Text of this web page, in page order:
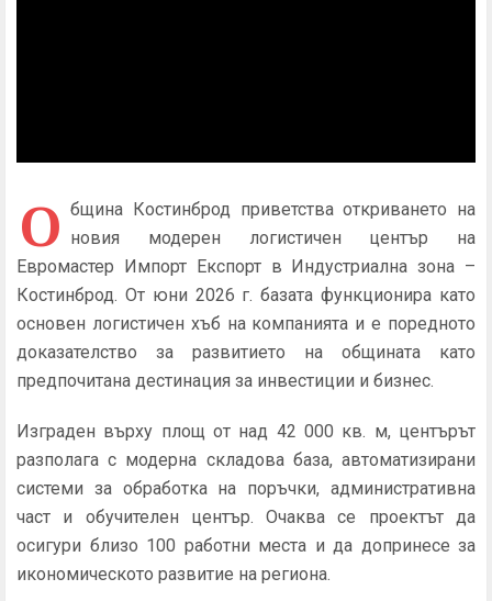
О бщина Костинброд приветства откриването на
новия модерен логистичен център на
Евромастер Импорт Експорт в Индустриална зона –
Костинброд. От юни 2026 г. базата функционира като
основен логистичен хъб на компанията и е поредното
доказателство за развитието на общината като
предпочитана дестинация за инвестиции и бизнес.
Изграден върху площ от над 42 000 кв. м, центърът
разполага с модерна складова база, автоматизирани
системи за обработка на поръчки, административна
част и обучителен център. Очаква се проектът да
осигури близо 100 работни места и да допринесе за
икономическото развитие на региона.